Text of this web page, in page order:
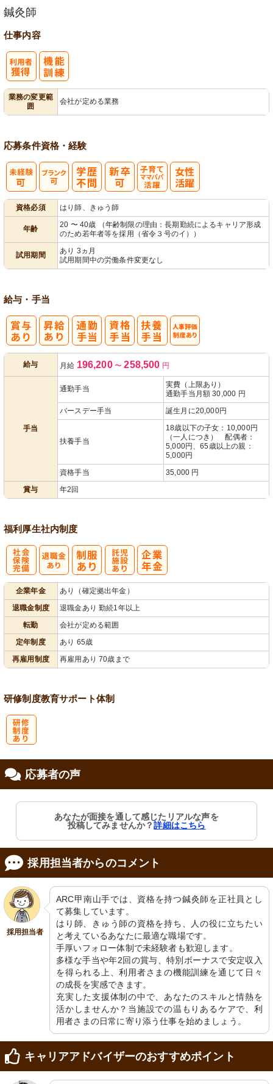
鍼灸師
仕事内容
業務の変更範
囲
会社が定める業務
応募条件資格・経験
資格必須 はり師、きゅう師
年齢
20 〜 40歳 （年齢制限の理由：長期勤続によるキャリア形成
のため若年者等を採用（省令３号のイ））
試用期間
あり 3ヵ月
試用期間中の労働条件変更なし
給与・手当
給与 月給 196,200 〜 258,500 円
手当
通勤手当
実費（上限あり）
通勤手当月額 30,000 円
バースデー手当
誕生月に20,000円
扶養手当
18歳以下の子女：10,000円
（一人につき） 配偶者：
5,000円、65歳以上の親：
5,000円
資格手当
35,000 円
賞与
年2回
福利厚生社内制度
企業年金
あり（確定拠出年金）
退職金制度
退職金あり 勤続1年以上
転勤
会社が定める範囲
定年制度
あり 65歳
再雇用制度
再雇用あり 70歳まで
研修制度教育サポート体制
応募者の声
あなたが面接を通して感じたリアルな声を
投稿してみませんか？詳細はこちら
採用担当者からのコメント
採用担当者
ARC甲南山手では、資格を持つ鍼灸師を正社員とし
て募集しています。
はり師、きゅう師の資格を持ち、人の役に立ちたい
と考えているあなたに最適な職場です。
手厚いフォロー体制で未経験者も歓迎します。
多様な手当や年2回の賞与、特別ボーナスで安定収入
を得られる上、利用者さまの機能訓練を通じて日々
の成長を実感できます。
充実した支援体制の中で、あなたのスキルと情熱を
活かしませんか？当施設での温もりあるケアで、利
用者さまの日常に寄り添う仕事を始めましょう。
キャリアアドバイザーのおすすめポイント